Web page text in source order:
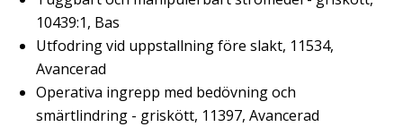
10439:1, Bas
Utfodring vid uppstallning före slakt, 11534,
Avancerad
Operativa ingrepp med bedövning och
smärtlindring - griskött, 11397, Avancerad